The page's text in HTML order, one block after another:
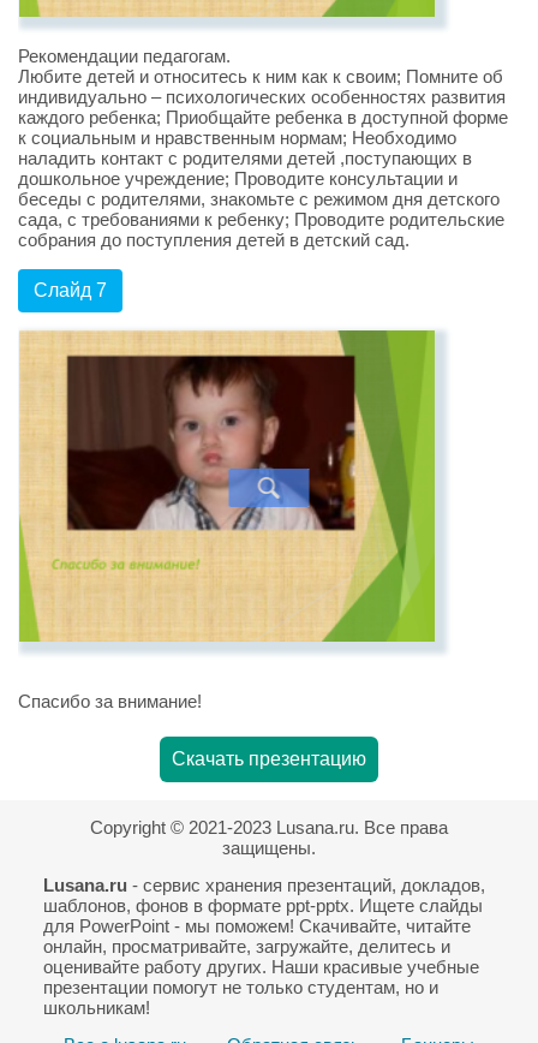
Рекомендации педагогам.
Любите детей и относитесь к ним как к своим; Помните об
индивидуально – психологических особенностях развития
каждого ребенка; Приобщайте ребенка в доступной форме
к социальным и нравственным нормам; Необходимо
наладить контакт с родителями детей ,поступающих в
дошкольное учреждение; Проводите консультации и
беседы с родителями, знакомьте с режимом дня детского
сада, с требованиями к ребенку; Проводите родительские
собрания до поступления детей в детский сад.
Слайд 7
Спасибо за внимание!
Скачать презентацию
Copyright © 2021-2023 Lusana.ru. Все права
защищены.
Lusana.ru - сервис хранения презентаций, докладов,
шаблонов, фонов в формате ppt-pptx. Ищете слайды
для PowerPoint - мы поможем! Скачивайте, читайте
онлайн, просматривайте, загружайте, делитесь и
оценивайте работу других. Наши красивые учебные
презентации помогут не только студентам, но и
школьникам!